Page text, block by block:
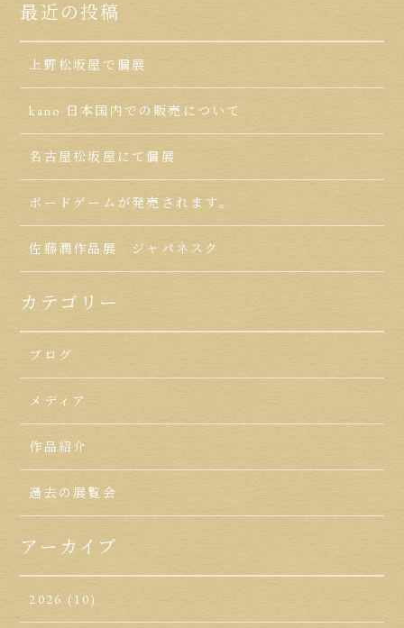
最近の投稿
上野松坂屋で個展
kano 日本国内での販売について
名古屋松坂屋にて個展
ボードゲームが発売されます。
佐藤潤作品展 ジャパネスク
カテゴリー
ブログ
メディア
作品紹介
過去の展覧会
アーカイブ
2026 (10)